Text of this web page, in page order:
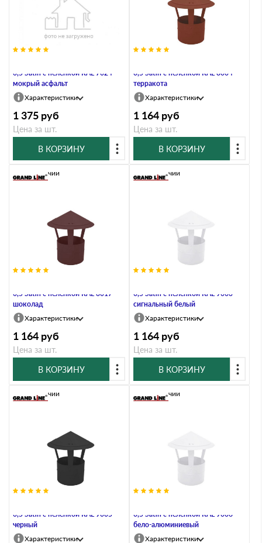
0,5 Satin с пеленкой RAL 7024
мокрый асфальт
Характеристики
1 375 руб
Цена за шт.
В КОРЗИНУ
0,5 Satin с пеленкой RAL 8004
терракота
Характеристики
1 164 руб
Цена за шт.
В КОРЗИНУ
0,5 Satin с пеленкой RAL 8017
шоколад
В наличии
Характеристики
1 164 руб
Цена за шт.
В КОРЗИНУ
0,5 Satin с пеленкой RAL 9003
сигнальный белый
В наличии
Характеристики
1 164 руб
Цена за шт.
В КОРЗИНУ
0,5 Satin с пеленкой RAL 9005
черный
В наличии
Характеристики
0,5 Satin с пеленкой RAL 9006
бело-алюминиевый
В наличии
Характеристики